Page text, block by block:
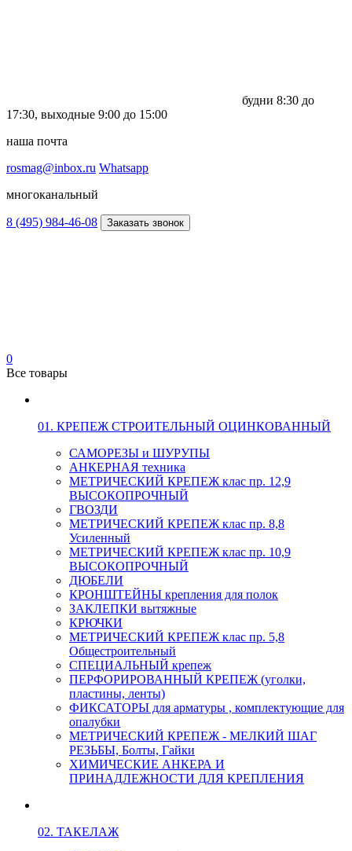
будни 8:30 до
17:30, выходные 9:00 до 15:00
наша почта
rosmag@inbox.ru Whatsapp
многоканальный
8 (495) 984-46-08 Заказать звонок
0
Все товары
01. КРЕПЕЖ СТРОИТЕЛЬНЫЙ ОЦИНКОВАННЫЙ
САМОРЕЗЫ и ШУРУПЫ
АНКЕРНАЯ техника
МЕТРИЧЕСКИЙ КРЕПЕЖ клас пр. 12,9
ВЫСОКОПРОЧНЫЙ
ГВОЗДИ
МЕТРИЧЕСКИЙ КРЕПЕЖ клас пр. 8,8
Усиленный
МЕТРИЧЕСКИЙ КРЕПЕЖ клас пр. 10,9
ВЫСОКОПРОЧНЫЙ
ДЮБЕЛИ
КРОНШТЕЙНЫ крепления для полок
ЗАКЛЕПКИ вытяжные
КРЮЧКИ
МЕТРИЧЕСКИЙ КРЕПЕЖ клас пр. 5,8
Общестроительный
СПЕЦИАЛЬНЫЙ крепеж
ПЕРФОРИРОВАННЫЙ КРЕПЕЖ (уголки,
пластины, ленты)
ФИКСАТОРЫ для арматуры , комплектующие для
опалубки
МЕТРИЧЕСКИЙ КРЕПЕЖ - МЕЛКИЙ ШАГ
РЕЗЬБЫ, Болты, Гайки
ХИМИЧЕСКИЕ АНКЕРА И
ПРИНАДЛЕЖНОСТИ ДЛЯ КРЕПЛЕНИЯ
02. ТАКЕЛАЖ